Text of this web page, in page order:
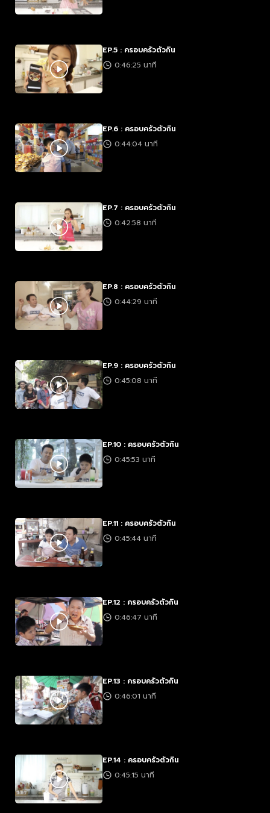
EP.5 : ครอบครัวตัวกิน
0:46:25 นาที
EP.6 : ครอบครัวตัวกิน
0:44:04 นาที
EP.7 : ครอบครัวตัวกิน
0:42:58 นาที
EP.8 : ครอบครัวตัวกิน
0:44:29 นาที
EP.9 : ครอบครัวตัวกิน
0:45:08 นาที
EP.10 : ครอบครัวตัวกิน
0:45:53 นาที
EP.11 : ครอบครัวตัวกิน
0:45:44 นาที
EP.12 : ครอบครัวตัวกิน
0:46:47 นาที
EP.13 : ครอบครัวตัวกิน
0:46:01 นาที
EP.14 : ครอบครัวตัวกิน
0:45:15 นาที